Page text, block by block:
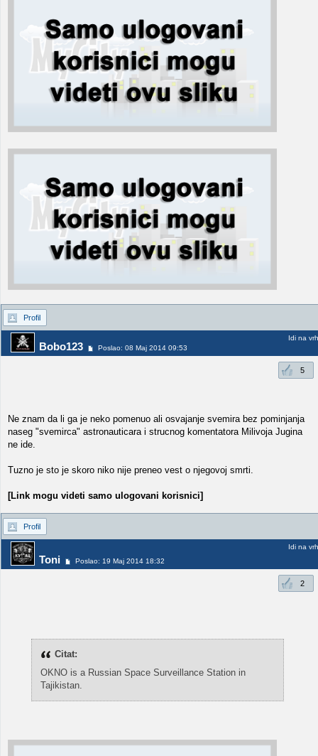
Profil
Bobo123 Poslao: 08 Maj 2014 09:53
Idi na vrh
5
Ne znam da li ga je neko pomenuo ali osvajanje svemira bez pominjanja
naseg "svemirca" astronauticara i strucnog komentatora Milivoja Jugina
ne ide.
Tuzno je sto je skoro niko nije preneo vest o njegovoj smrti.
[Link mogu videti samo ulogovani korisnici]
Profil
Toni Poslao: 19 Maj 2014 18:32
Idi na vrh
2
Citat:
OKNO is a Russian Space Surveillance Station in
Tajikistan.